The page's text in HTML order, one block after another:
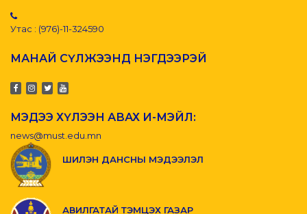
Утас : (976)-11-324590
МАНАЙ СҮЛЖЭЭНД НЭГДЭЭРЭЙ
МЭДЭЭ ХҮЛЭЭН АВАХ И-МЭЙЛ:
news@must.edu.mn
ШИЛЭН ДАНСНЫ МЭДЭЭЛЭЛ
АВИЛГАТАЙ ТЭМЦЭХ ГАЗАР